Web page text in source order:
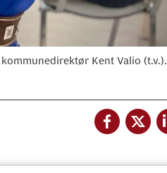
Kent Valio (t.v.).